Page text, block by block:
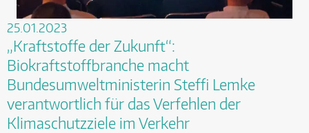
25.01.2023
„Kraftstoffe der Zukunft“:
Biokraftstoffbranche macht
Bundesumweltministerin Steffi Lemke
verantwortlich für das Verfehlen der
Klimaschutzziele im Verkehr